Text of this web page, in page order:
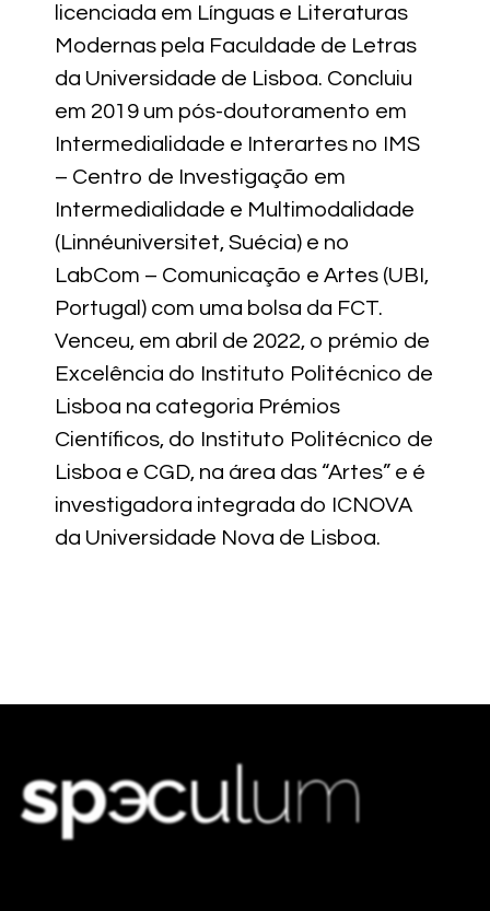
licenciada em Línguas e Literaturas
Modernas pela Faculdade de Letras
da Universidade de Lisboa. Concluiu
em 2019 um pós-doutoramento em
Intermedialidade e Interartes no IMS
– Centro de Investigação em
Intermedialidade e Multimodalidade
(Linnéuniversitet, Suécia) e no
LabCom – Comunicação e Artes (UBI,
Portugal) com uma bolsa da FCT.
Venceu, em abril de 2022, o prémio de
Excelência do Instituto Politécnico de
Lisboa na categoria Prémios
Científicos, do Instituto Politécnico de
Lisboa e CGD, na área das “Artes” e é
investigadora integrada do ICNOVA
da Universidade Nova de Lisboa.